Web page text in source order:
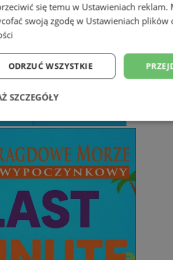
się temu w Ustawieniach reklam.
swoją zgodę w Ustawieniach plików
ODRZUĆ WSZYSTKIE
SZCZEGÓŁY
Wydajność
Niesklasyfikowane
Wydajność Targetowanie